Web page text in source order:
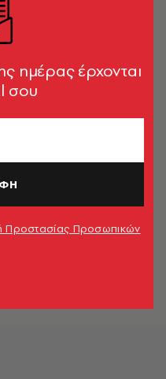
TAG
την ιστορία της
ημέρας έρχονται
σου
Προστασίας Προσωπικών